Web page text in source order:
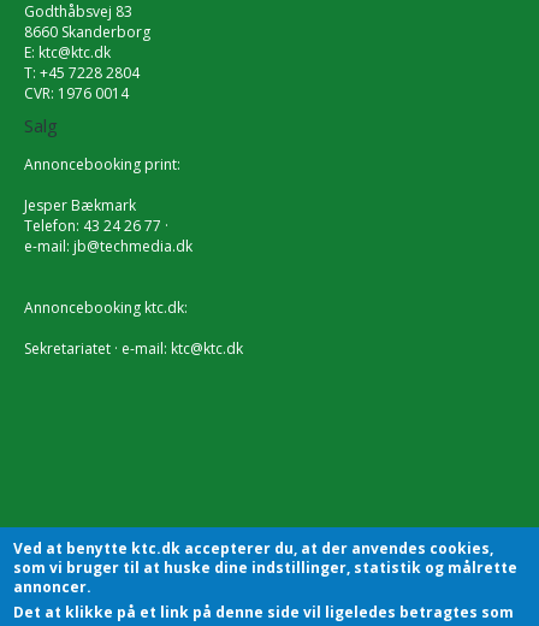
Godthåbsvej 83
8660 Skanderborg
E: ktc@ktc.dk
T: +45 7228 2804
CVR: 1976 0014
Salg
Annoncebooking print:
Jesper Bækmark
Telefon: 43 24 26 77 ·
e-mail: jb@techmedia.dk
Annoncebooking ktc.dk:
Sekretariatet · e-mail: ktc@ktc.dk
Ved at benytte ktc.dk accepterer du, at der anvendes cookies,
som vi bruger til at huske dine indstillinger, statistik og målrette
annoncer.
Det at klikke på et link på denne side vil ligeledes betragtes som